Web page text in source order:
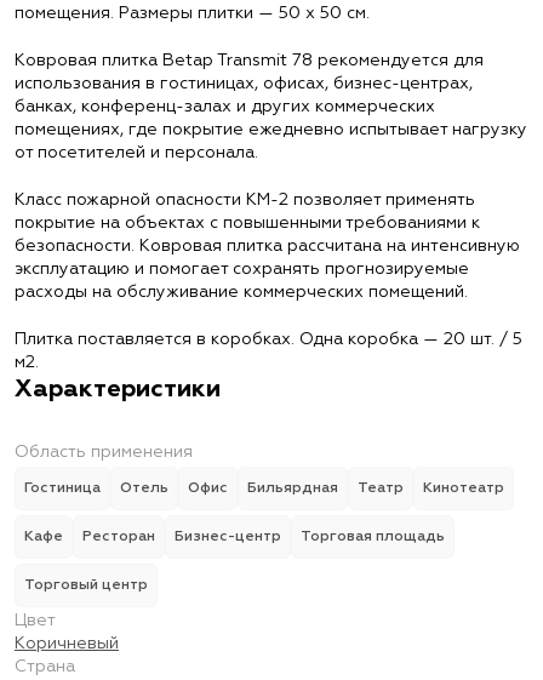
помещения. Размеры плитки — 50 х 50 см.
Ковровая плитка Betap Transmit 78 рекомендуется для
использования в гостиницах, офисах, бизнес-центрах,
банках, конференц-залах и других коммерческих
помещениях, где покрытие ежедневно испытывает нагрузку
от посетителей и персонала.
Класс пожарной опасности КМ-2 позволяет применять
покрытие на объектах с повышенными требованиями к
безопасности. Ковровая плитка рассчитана на интенсивную
эксплуатацию и помогает сохранять прогнозируемые
расходы на обслуживание коммерческих помещений.
Плитка поставляется в коробках. Одна коробка — 20 шт. / 5
м2.
Характеристики
Область применения
Гостиница Отель Офис Бильярдная Театр Кинотеатр
Кафе Ресторан Бизнес-центр Торговая площадь
Торговый центр
Цвет
Коричневый
Страна